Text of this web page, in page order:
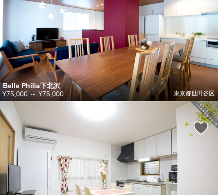
Belle Philia下北沢
東京都世田谷区
¥75,000 ～ ¥75,000